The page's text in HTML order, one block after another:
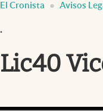
Infotechnology
Clima
Mundial 2026
El Cronista Avisos
.
Lic40